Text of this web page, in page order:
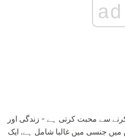
ad
سے محبت کرتی ہے - زندگی اور
میں جنسی میں غالبا شامل ہے. ایک